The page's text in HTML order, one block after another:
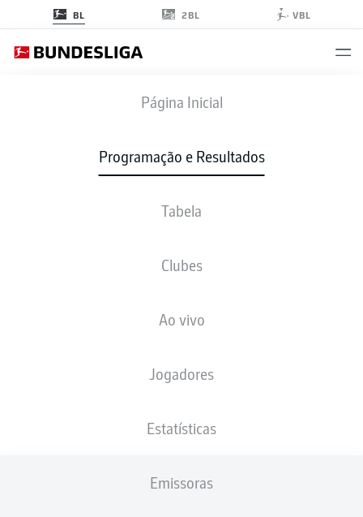
BL 2BL VBL
Página Inicial
Programação e Resultados
Tabela
Clubes
Ao vivo
Jogadores
Estatísticas
Emissoras
FCB FCU
ESCALAÇÕES